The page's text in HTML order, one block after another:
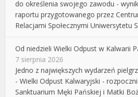
do określenia swojego zawodu -
raportu przygotowanego przez
Relacjami Społecznymi Uniwersytetu
Od niedzieli Wielki Odpust w Kalwarii
7 sierpnia 2026
Jedno z największych wydarzeń
- Wielki Odpust Kalwaryjski -
Sanktuarium Męki Pańskiej i Matki